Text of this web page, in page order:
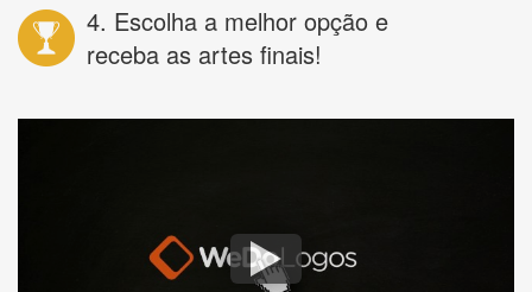
4. Escolha a melhor opção e
receba as artes finais!